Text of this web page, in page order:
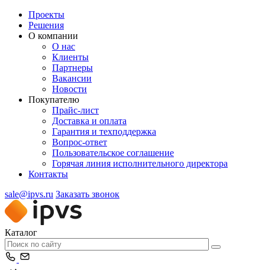
Проекты
Решения
О компании
О нас
Клиенты
Партнеры
Вакансии
Новости
Покупателю
Прайс-лист
Доставка и оплата
Гарантия и техподдержка
Вопрос-ответ
Пользовательское соглашение
Горячая линия исполнительного директора
Контакты
sale@ipvs.ru Заказать звонок
Каталог